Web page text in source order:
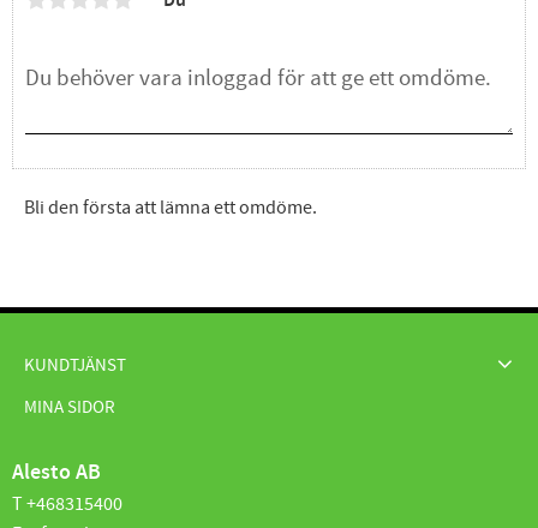
Bli den första att lämna ett omdöme.
KUNDTJÄNST
MINA SIDOR
Alesto AB
T +468315400